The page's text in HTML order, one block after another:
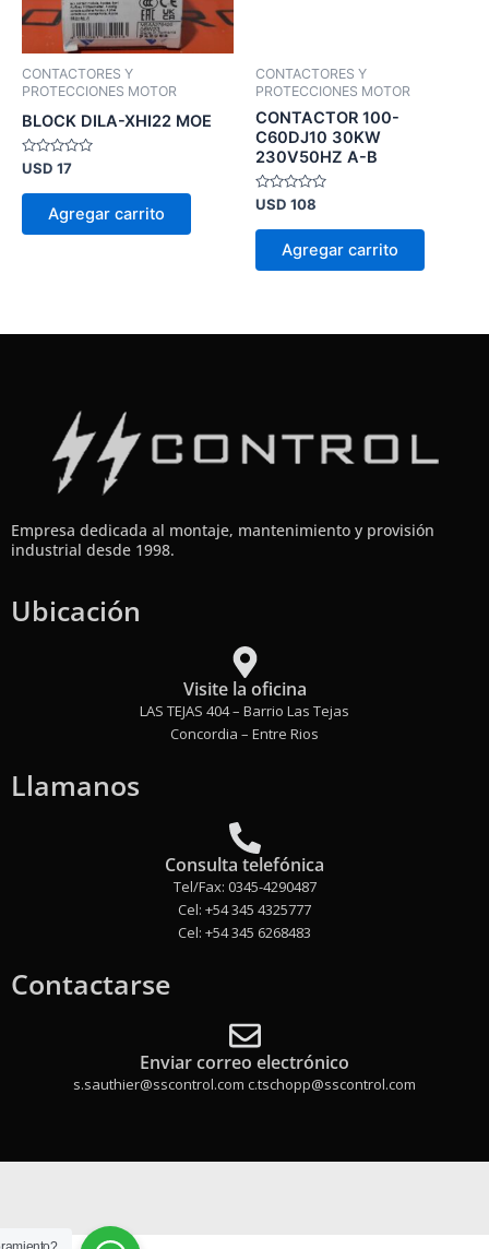
CONTACTORES Y
PROTECCIONES MOTOR
BLOCK DILA-XHI22 MOE
Valorado
en
0
USD 17
Agregar carrito
CONTACTORES Y
PROTECCIONES MOTOR
CONTACTOR 100-
C60DJ10 30KW
230V50HZ A-B
Valorado
en
0
USD 108
Agregar carrito
Empresa dedicada al montaje, mantenimiento y provisión
industrial desde 1998.
Ubicación
Visite la oficina
LAS TEJAS 404 – Barrio Las Tejas
Concordia – Entre Rios
Llamanos
Consulta telefónica
Tel/Fax: 0345-4290487
Cel: +54 345 4325777
Cel: +54 345 6268483
Contactarse
Enviar correo electrónico
s.sauthier@sscontrol.com c.tschopp@sscontrol.com